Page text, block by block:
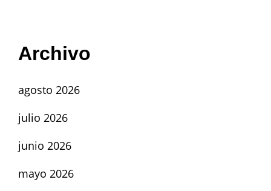
Archivo
agosto 2026
julio 2026
junio 2026
mayo 2026